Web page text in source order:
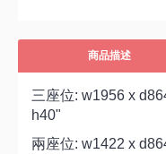
商品描述
三座位: w1956 x
h40"
兩座位: w1422 x